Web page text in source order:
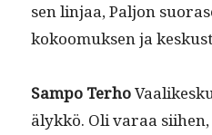
sen lin­jaa, Paljon
kokoomuk­sen ja
Sam­po Ter­ho
älykkö. Oli varaa